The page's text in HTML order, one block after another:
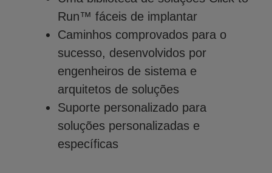
Run™ fáceis de implantar
Caminhos comprovados para o
sucesso, desenvolvidos por
engenheiros de sistema e
arquitetos de soluções
Suporte personalizado para
soluções personalizadas e
específicas